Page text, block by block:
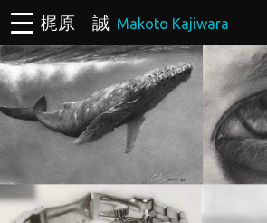
梶原 誠 Makoto Kajiwara